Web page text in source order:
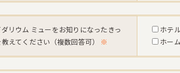
リウム ミューをお知りになったきっ
えてください（複数回答可）
※
ホテ
ホー